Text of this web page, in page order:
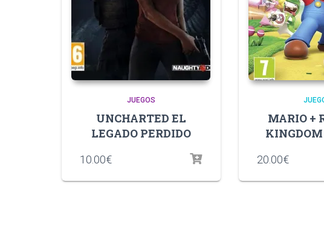
JUEGOS
UNCHARTED EL
LEGADO PERDIDO
10.00€
MARIO +
20.00€